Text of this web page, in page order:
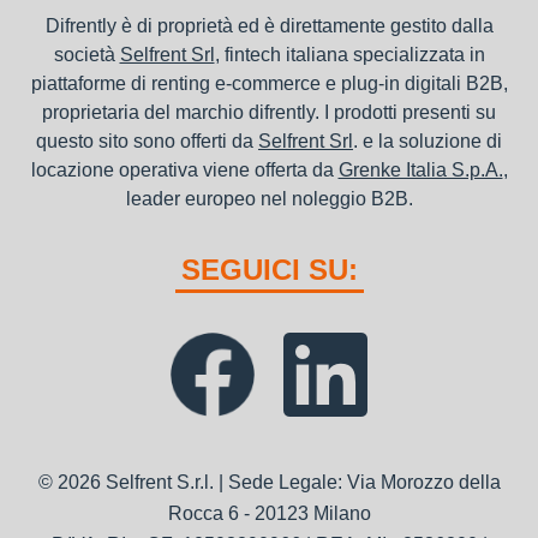
Difrently è di proprietà ed è direttamente gestito dalla
società Selfrent Srl , fintech italiana specializzata in
piattaforme di renting e-commerce e plug-in digitali B2B,
proprietaria del marchio difrently. I prodotti presenti su
questo sito sono offerti da Selfrent Srl . e la soluzione di
locazione operativa viene offerta da Grenke Italia S.p.A.,
leader europeo nel noleggio B2B.
SEGUICI SU:
© 2026 Selfrent S.r.l. | Sede Legale: Via Morozzo della
Rocca 6 - 20123 Milano